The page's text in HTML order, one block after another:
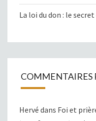
La loi du don : le
COMMENTAIRES
Hervé dans Foi et